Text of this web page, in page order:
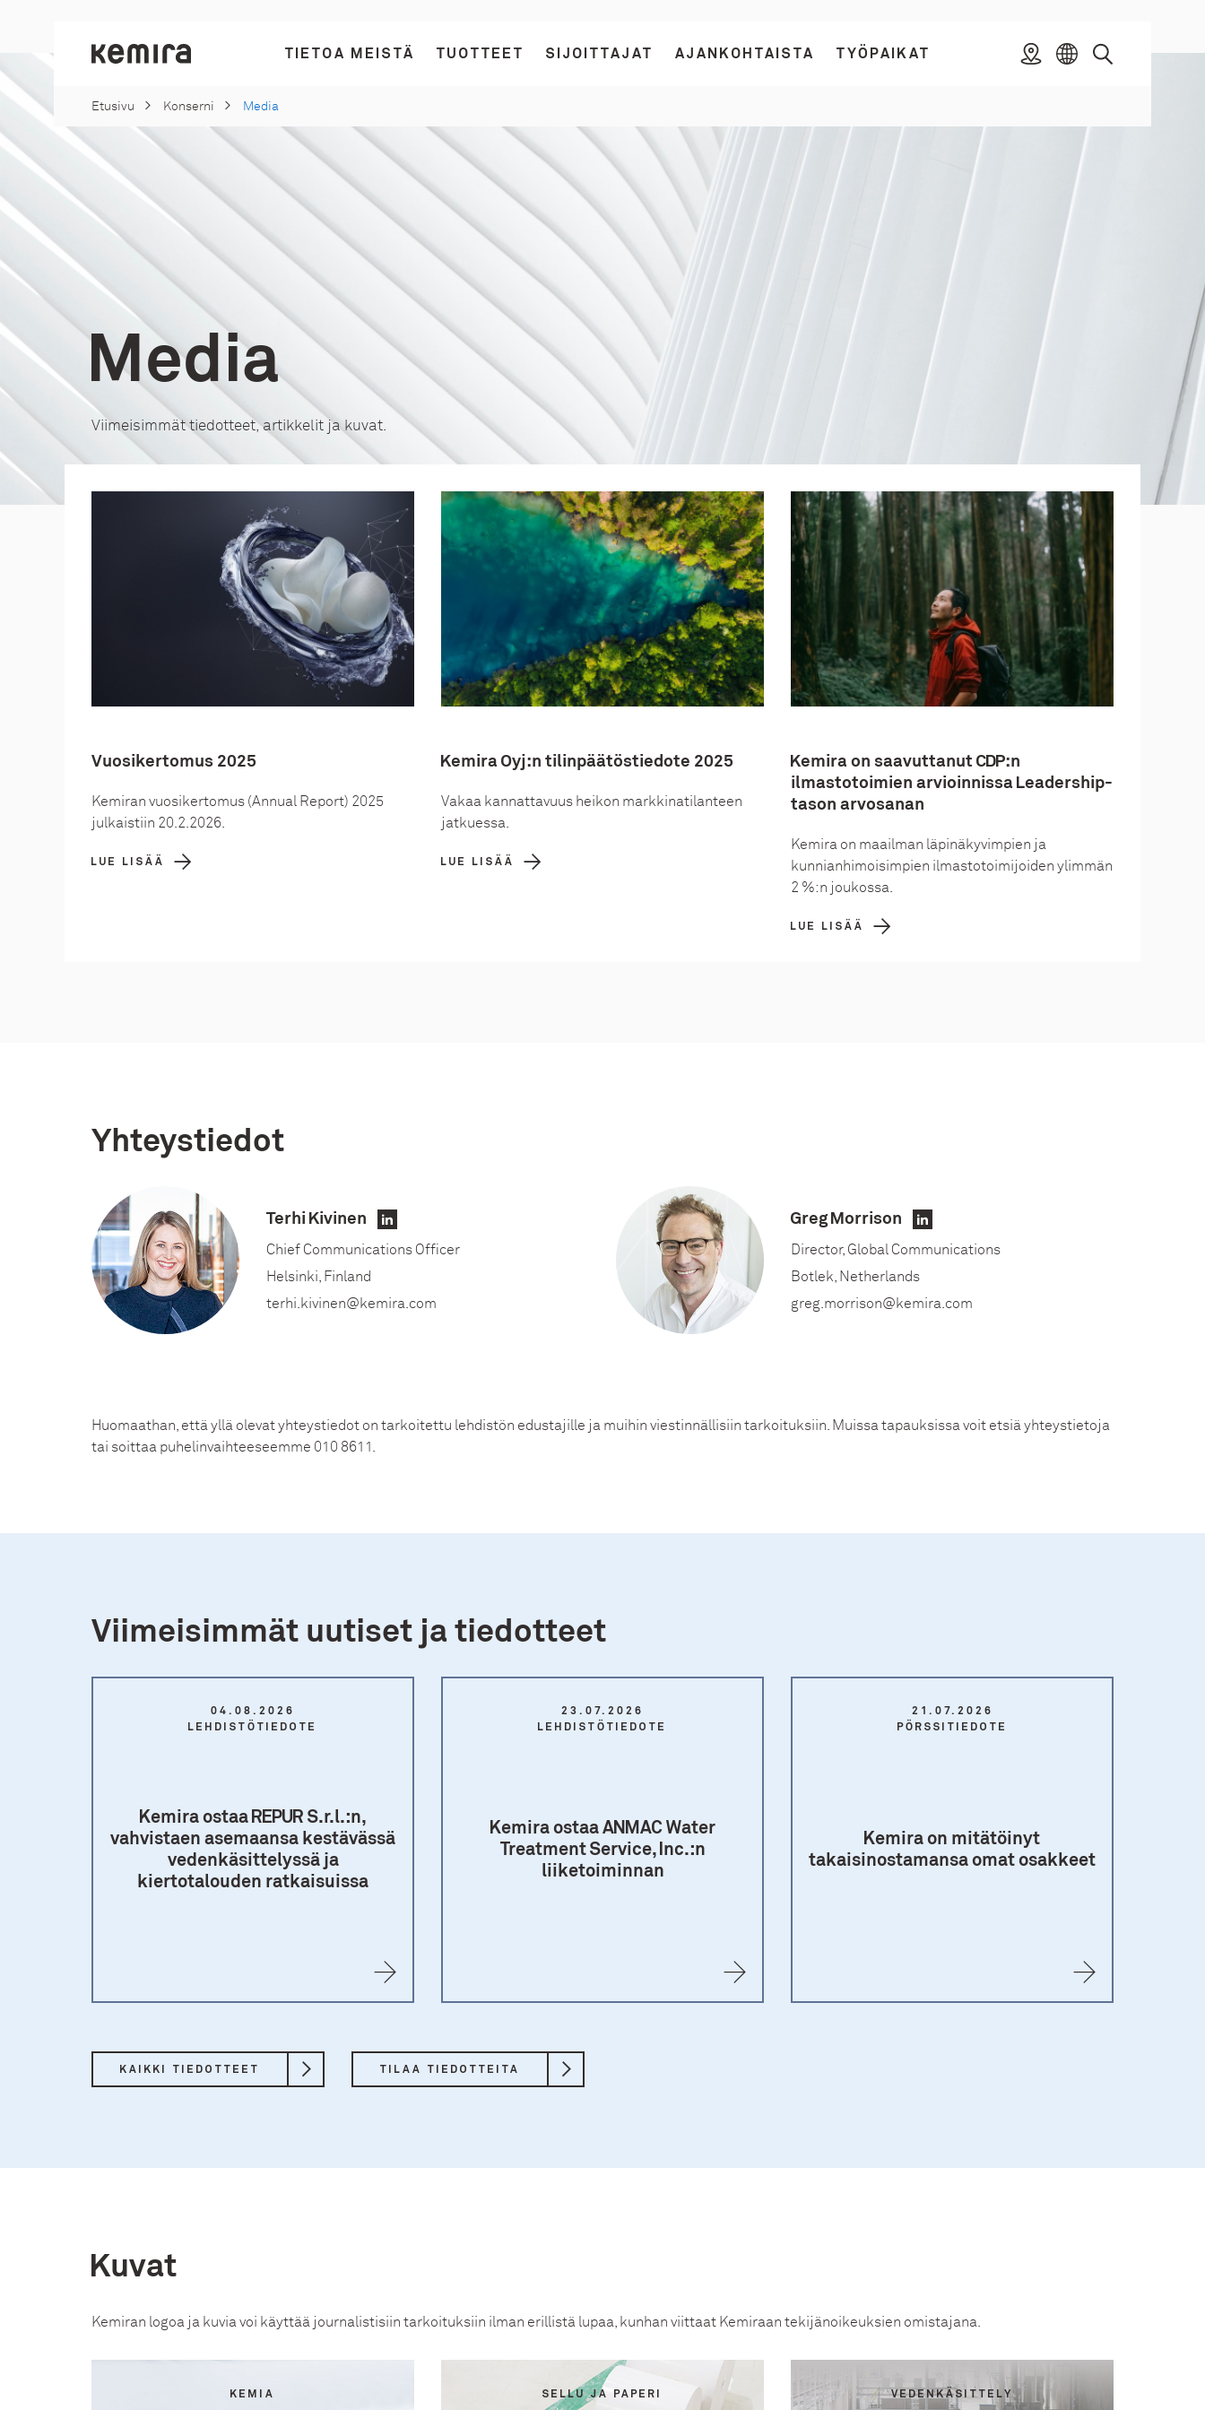
Kemira
TIETOA MEISTÄ
Toggle
TUOTTEET
Toggle
SIJOITTAJAT
Toggle
AJANKOHTAISTA
Toggle
TYÖPAIKAT SijaintiValitseHaku
Etusivu Konserni Media
Media
Viimeisimmät tiedotteet, artikkelit ja kuvat.
Vuosikertomus 2025
Kemiran vuosikertomus (Annual Report) 2025
julkaistiin 20.2.2026.
LUE LISÄÄ
Kemira Oyj:n tilinpäätöstiedote 2025
Vakaa kannattavuus heikon markkinatilanteen
jatkuessa.
LUE LISÄÄ
Kemira on saavuttanut CDP:n
ilmastotoimien arvioinnissa Leadership-
tason arvosanan​
Kemira on maailman läpinäkyvimpien ja
kunnianhimoisimpien ilmastotoimijoiden ylimmän
2 %:n joukossa.​
LUE LISÄÄ
Yhteystiedot
Terhi Kivinen
LinkedIn
Chief Communications Officer
Helsinki, Finland
terhi.kivinen@kemira.com
Greg Morrison
LinkedIn
Director, Global Communications
Botlek, Netherlands
greg.morrison@kemira.com
Huomaathan, että yllä olevat yhteystiedot on tarkoitettu lehdistön edustajille ja muihin viestinnällisiin tarkoituksiin. Muissa tapauksissa voit etsiäyhteystietoja
tai soittaa puhelinvaihteeseemme 010 8611.
Viimeisimmät uutiset ja tiedotteet
04.08.2026
LEHDISTÖTIEDOTE
Kemira ostaa REPUR S.r.l.:n,
vahvistaen asemaansa kestävässä
vedenkäsittelyssä ja
kiertotalouden ratkaisuissa
23.07.2026
LEHDISTÖTIEDOTE
Kemira ostaa ANMAC Water
Treatment Service, Inc.:n
liiketoiminnan
21.07.2026
PÖRSSITIEDOTE
Kemira on mitätöinyt
takaisinostamansa omat osakkeet
KAIKKI TIEDOTTEET TILAA TIEDOTTEITA
Kuvat
Kemiran logoa ja kuvia voi käyttää journalistisiin tarkoituksiin ilman erillistä lupaa, kunhan viittaat Kemiraan tekijänoikeuksien omistajana.
KEMIA SELLU JA PAPERI VEDENKÄSITTELY